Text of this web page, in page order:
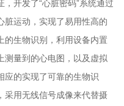
开发了“心脏密码”系统通过
脏运动，实现了易用性高的
的生物识别，利用设备内置
测量到的心电图，以及虚拟
应的实现了可靠的生物识
采用无线信号成像来代替摄